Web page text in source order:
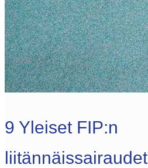
9 Yleiset FIP:n
liitännäissairaudet